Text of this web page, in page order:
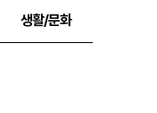
생활/문화